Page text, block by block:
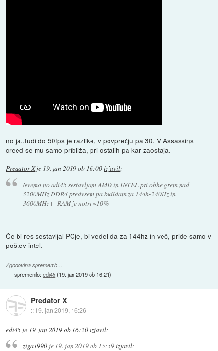
no ja..tudi do 50fps je razlike, v povprečju pa 30. V Assassins
creed se mu samo približa, pri ostalih pa kar zaostaja.
Predator Xje 19. jan 2019 ob 16:00izjavil:
Nvemo no adi45 sestavljam AMD in INTEL pri obhe grem nad
3200MHz DDR4 predvsem pa buildam za 144h-240Hz in
3600MHz+- RAM je notri ~10%
Če bi res sestavljal PCje, bi vedel da za 144hz in več, pride samo v
poštev intel.
Zgodovina sprememb…
spremenilo:edi45(19. jan 2019 ob 16:21)
Predator X
:: 19. jan 2019, 16:26
edi45 je 19. jan 2019 ob 16:20izjavil:
ziga1990je 19. jan 2019 ob 15:59izjavil: